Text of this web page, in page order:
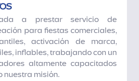
a prestar servicio de
para fiestas comerciales,
activación de marca,
inflables, trabajando con un
altamente capacitados
nuestra misión.